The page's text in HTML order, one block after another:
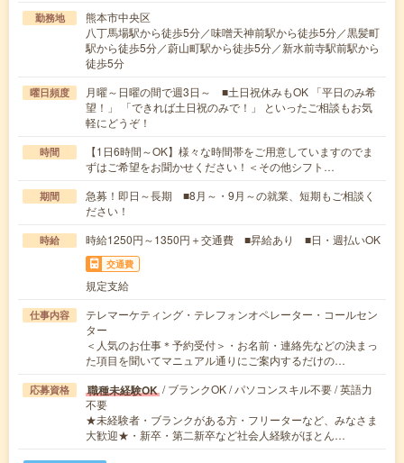
勤務地
熊本市中央区
八丁馬場駅から徒歩5分／味噌天神前駅から徒歩5分／黒髪町
駅から徒歩5分／蔚山町駅から徒歩5分／新水前寺駅前駅から
徒歩5分
曜日頻度
月曜～日曜の間で週3日～ ■土日祝休みもOK 「平日のみ希
望！」 「できれば土日祝のみで！」 といったご相談もお気
軽にどうぞ！
時間
【1日6時間～OK】様々な時間帯をご用意していますのでま
ずはご希望をお聞かせください！＜その他シフト…
期間
急募！即日～長期 ■8月～・9月～の就業、短期もご相談く
ださい！
時給 時給1250円～1350円＋交通費 ■昇給あり ■日・週払いOK
交通費
規定支給
仕事内容
テレマーケティング・テレフォンオペレーター・コールセン
ター
＜人気のお仕事＊予約受付＞・お名前・連絡先などの決まっ
た項目を聞いてマニュアル通りにご案内するだけの…
応募資格 職種未経験OK / ブランクOK / パソコンスキル不要 / 英語力
不要
★未経験者・ブランクがある方・フリーターなど、みなさま
大歓迎★・新卒・第二新卒など社会人経験がほとん…